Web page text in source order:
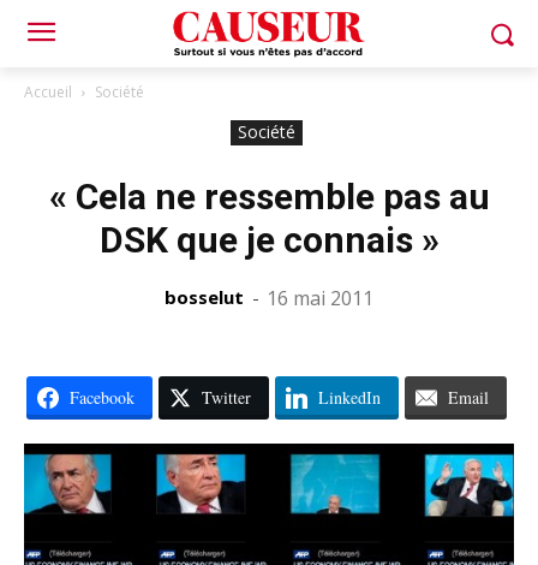
Accueil Société
Société
« Cela ne ressemble pas au
DSK que je connais »
bosselut - 16 mai 2011
Facebook Twitter LinkedIn Email